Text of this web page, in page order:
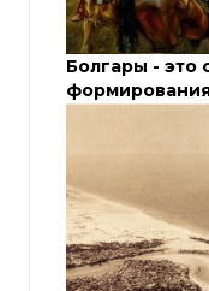
Болгары - это